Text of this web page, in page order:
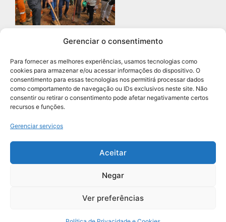
Gerenciar o consentimento
Para fornecer as melhores experiências, usamos tecnologias como
cookies para armazenar e/ou acessar informações do dispositivo. O
consentimento para essas tecnologias nos permitirá processar dados
como comportamento de navegação ou IDs exclusivos neste site. Não
consentir ou retirar o consentimento pode afetar negativamente certos
recursos e funções.
Gerenciar serviços
Aceitar
Negar
Ver preferências
para professores
Leia mais »
Navegação